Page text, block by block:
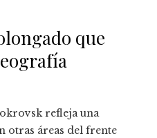
que
refleja una
otras áreas del frente